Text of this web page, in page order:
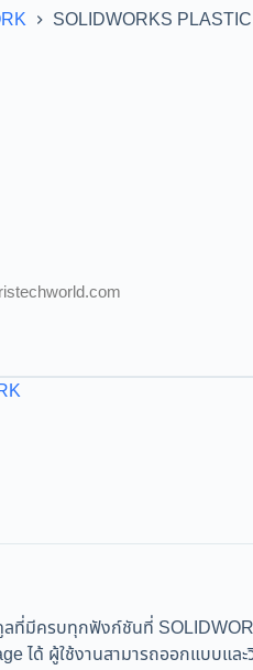
SOLIDWORKS
ที่มีครบทุกฟังก์ชันที่
ได้ ผู้ใช้งานสามารถออกแบบแล